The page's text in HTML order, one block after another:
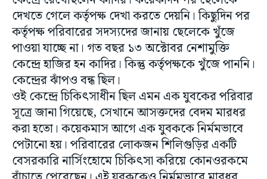
দেখতে গেলে কর্তৃপক্ষ দেখা করতে দেয়নি। কিছুদিন পর
কর্তৃপক্ষ পরিবারের সদস্যদের জানায় ছেলেকে খুঁজে
পাওয়া যাচ্ছে না। গত বছর ১৩ অক্টোবর নেশামুক্তি
কেন্দ্রে হাজির হন কাদির। কিন্তু কর্তৃপক্ষকে খুঁজে পাননি।
কেন্দ্রের ঝাঁপও বন্ধ ছিল।
ওই কেন্দ্রে চিকিৎসাধীন ছিল এমন এক যুবকের পরিবার
সূত্রে জানা গিয়েছে, সেখানে আসক্তদের বেদম মারধর
করা হতো। কয়েকমাস আগে এক যুবককে নির্মমভাবে
পেটানো হয়। পরিবারের লোকজন শিলিগুড়ির একটি
বেসরকারি নার্সিংহোমে চিকিৎসা করিয়ে কোনওরকমে